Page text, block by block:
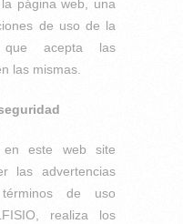
página web, una
de uso de la
que acepta las
las mismas.
en este web site
las advertencias
de uso
realiza los